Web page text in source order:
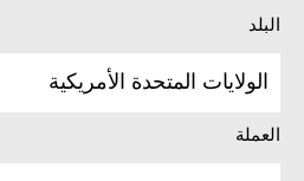
البلد
الولايات المتحدة الأمريكية
العملة